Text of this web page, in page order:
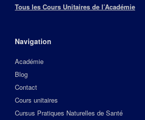
Tous les Cours Unitaires de l’Académie
Navigation
Académie
Blog
Contact
Cours unitaires
Cursus Pratiques Naturelles de Santé